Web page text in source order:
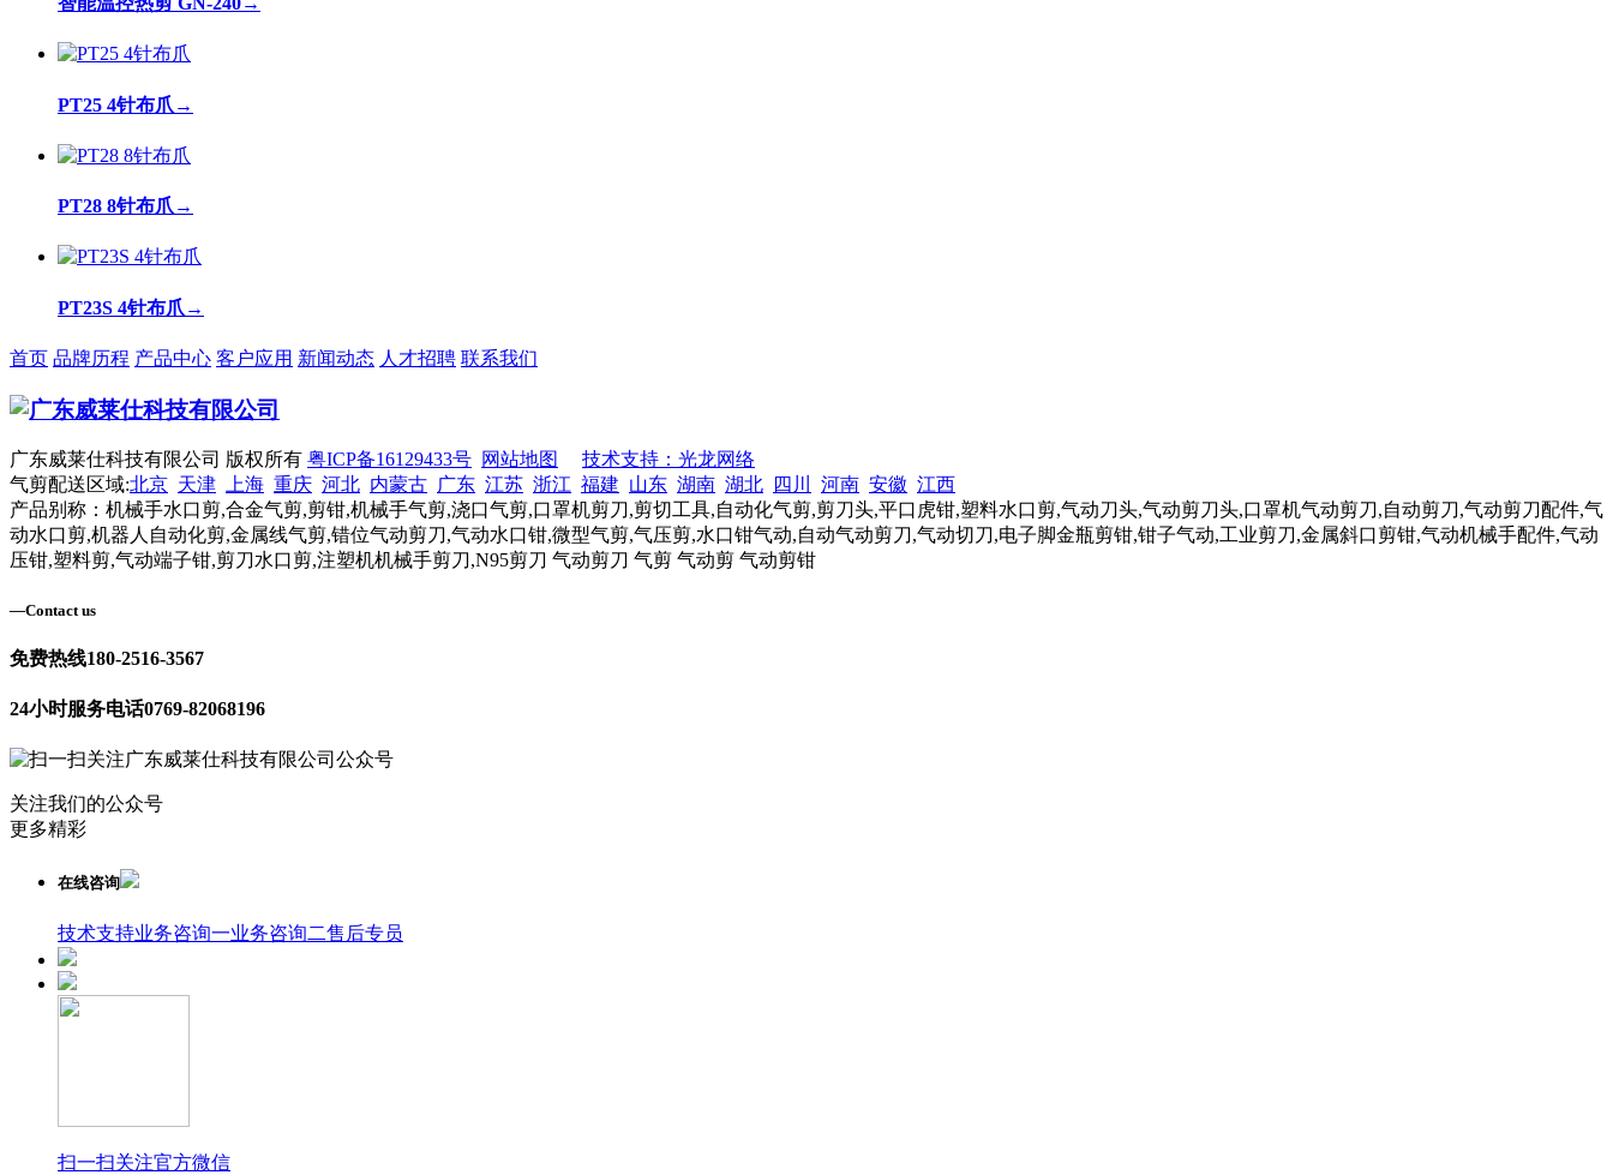
PT25 4针布爪 →
PT28 8针布爪 →
PT23S 4针布爪 →
首页 品牌历程 产品中心 客户应用 新闻动态 人才招聘 联系我们
广东威莱仕科技有限公司 版权所有 粤ICP备16129433号 网站地图
技术支持：光龙网络
气剪配送区域:北京 天津 上海 重庆 河北 内蒙古 广东 江苏 浙江 福建 山东 湖南 湖北 四川 河南 安徽 江西
产品别称：机械手水口剪,合金气剪,剪钳,机械手气剪,浇口气剪,口罩机剪刀,剪切工具,自动化气剪,剪刀头,平口虎钳,塑料水口剪,气动刀头,气动剪刀头,口罩机气动剪刀,自动剪刀,气动剪刀配件,气
动水口剪,机器人自动化剪,金属线气剪,错位气动剪刀,气动水口钳,微型气剪,气压剪,水口钳气动,自动气动剪刀,气动切刀,电子脚金瓶剪钳,钳子气动,工业剪刀,金属斜口剪钳,气动机械手配件,气动
压钳,塑料剪,气动端子钳,剪刀水口剪,注塑机机械手剪刀,N95剪刀 气动剪刀 气剪 气动剪 气动剪钳
—Contact us
免费热线180-2516-3567
24小时服务电话0769-82068196
关注我们的公众号
更多精彩
在线咨询
技术支持业务咨询一业务咨询二售后专员
扫一扫关注官方微信